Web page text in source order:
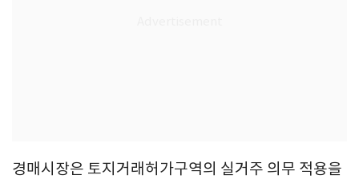
경매시장은 토지거래허가구역의 실거주 의무 적용을